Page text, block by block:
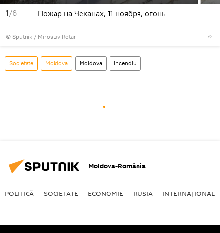
1/6
© Sputnik / Miroslav Rotari
Пожар на Чеканах, 11 ноября, огонь
Societate Moldova Moldova incendiu
Moldova-România
POLITICĂ SOCIETATE ECONOMIE RUSIA INTERNAŢIONAL